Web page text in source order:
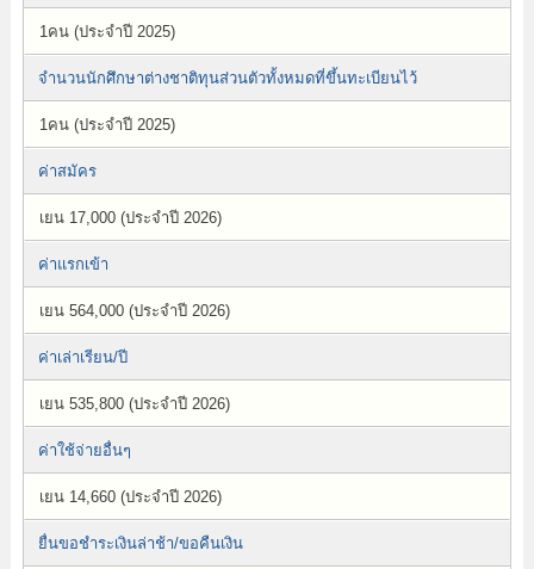
1คน (ประจำปี 2025)
จำนวนนักศึกษาต่างชาติทุนส่วนตัวทั้งหมดที่ขึ้นทะเบียนไว้
1คน (ประจำปี 2025)
ค่าสมัคร
เยน 17,000 (ประจำปี 2026)
ค่าแรกเข้า
เยน 564,000 (ประจำปี 2026)
ค่าเล่าเรียน/ปี
เยน 535,800 (ประจำปี 2026)
ค่าใช้จ่ายอื่นๆ
เยน 14,660 (ประจำปี 2026)
ยื่นขอชำระเงินล่าช้า/ขอคืนเงิน